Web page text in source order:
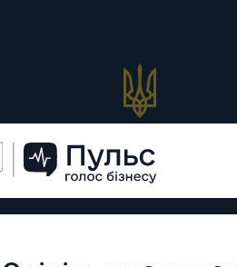
обласна
Івано-Франківської обласної